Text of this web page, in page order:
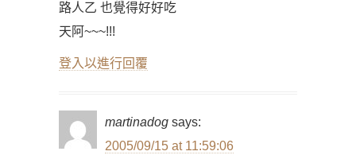
路人乙 也覺得好好吃
天阿~~~!!!
登入以進行回覆
martinadog says:
2005/09/15 at 11:59:06